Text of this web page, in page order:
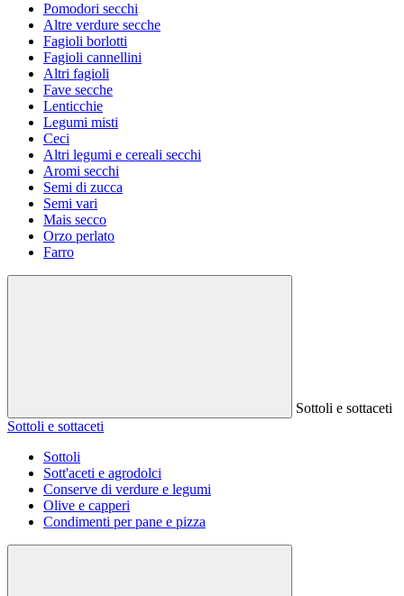
Pomodori secchi
Altre verdure secche
Fagioli borlotti
Fagioli cannellini
Altri fagioli
Fave secche
Lenticchie
Legumi misti
Ceci
Altri legumi e cereali secchi
Aromi secchi
Semi di zucca
Semi vari
Mais secco
Orzo perlato
Farro
Sottoli e sottaceti
Sottoli e sottaceti
Sottoli
Sott'aceti e agrodolci
Conserve di verdure e legumi
Olive e capperi
Condimenti per pane e pizza